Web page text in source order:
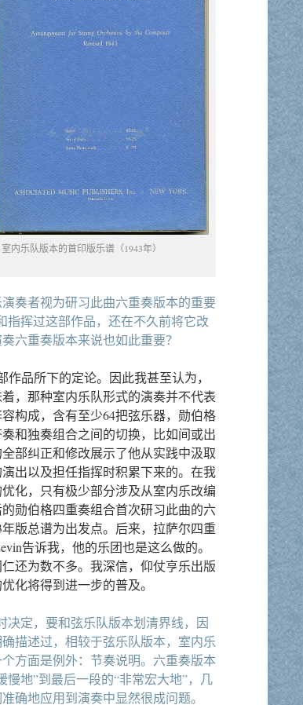
内乐队版本的首印版乐谱（1943年）
奏者视为研习此曲六重奏版本的重要
挥过这部作品，还在不久前将它改
六重奏版本来说也如此重要？
品所下的定论。因此我甚至认为，
，那种室内乐队形式的演奏并不代表
构成，含有至少64把弦乐器，勋伯格
和独奏组合之间的切换，比如间或出
部纠正和修改展示了他从实践中汲取
出以及担任指挥时积累下来的。在我
化，只有极少部分涉及从室内乐改编
勋伯格四重奏组合首次研习此曲的六
版总谱为出发点。后来，拉萨尔四重
告诉我，他的乐团也是这么做的。
还为数不多。我深信，仰仗亨乐出版
化将得到进一步的普及。
定，要和弦乐队版本划清界线，因
描述过，相较于弦乐队版本，室内乐
方面是例外：节奏说明。六重奏版本
地”到最后一段的“非常宏大地”，几
确地应用到演奏中显然很成问题。